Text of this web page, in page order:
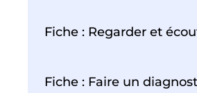
Fiche : Regarder et
Fiche : Faire un